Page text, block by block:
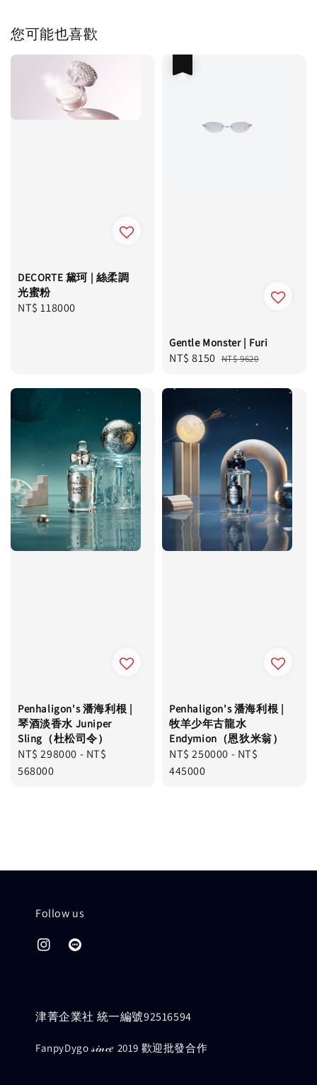
您可能也喜歡
DECORTE 黛珂 | 絲柔調
光蜜粉
Regular
NT$ 118000
Gentle Monster | Furi
Sale
NT$ 8150 Regular
NT$ 9620
Penhaligon's 潘海利根 |
琴酒淡香水 Juniper
Sling（杜松司令）
Regular
price
NT$ 298000 - NT$
568000
Penhaligon's 潘海利根 |
牧羊少年古龍水
Endymion（恩狄米翁）
Regular
price
NT$ 250000 - NT$
445000
Follow us
津菁企業社 統一編號92516594
FanpyDygo 𝓈𝒾𝓃𝒸𝑒 2019 歡迎批發合作